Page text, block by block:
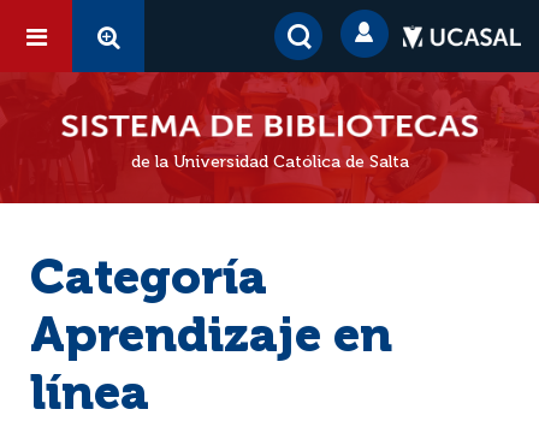
de la Universidad Católica de Salta
Categoría
Aprendizaje en
línea